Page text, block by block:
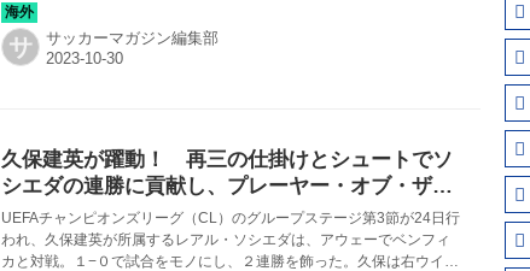
までプレーした。
サ サッカーマガジン編集部
久保建英が躍動！ 再三の仕掛けとシュートでソ
シエダの連勝に貢献し、プレーヤー・オブ・ザ・
マッチを獲得【CL】
UEFAチャンピオンズリーグ（CL）のグループステージ第3節が24日行
われ、久保建英が所属するレアル・ソシエダは、アウェーでベンフィ
カと対戦。１−０で試合をモノにし、２連勝を飾った。久保は右ウイン